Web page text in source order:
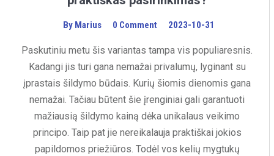
By Marius 0 Comment 2023-10-31
Paskutiniu metu šis variantas tampa vis populiaresnis.
Kadangi jis turi gana nemažai privalumų, lyginant su
įprastais šildymo būdais. Kurių šiomis dienomis gana
nemažai. Tačiau būtent šie įrenginiai gali garantuoti
mažiausią šildymo kainą dėka unikalaus veikimo
principo. Taip pat jie nereikalauja praktiškai jokios
papildomos priežiūros. Todėl vos kelių mygtukų